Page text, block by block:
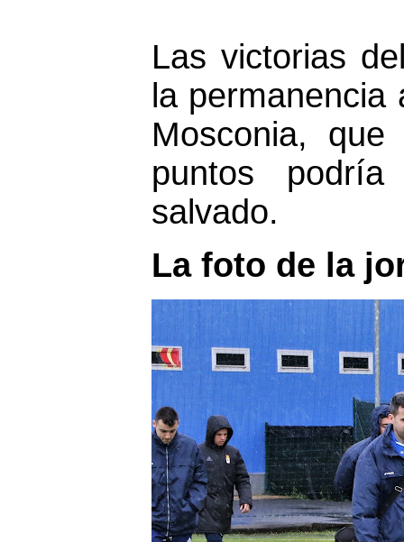
Las victorias
la
Mosconia,
puntos
salvado.
La foto de la